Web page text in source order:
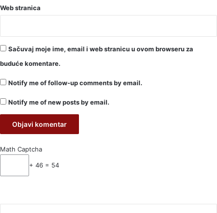
Web stranica
Sačuvaj moje ime, email i web stranicu u ovom browseru za
buduće komentare.
Notify me of follow-up comments by email.
Notify me of new posts by email.
Math Captcha
+ 46 = 54